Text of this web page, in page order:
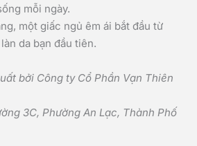
mỗi ngày.
một giấc ngủ êm ái bắt đầu từ
da bạn đầu tiên.
bởi Công ty Cổ Phần Vạn Thiên
3C, Phường An Lạc, Thành Phố